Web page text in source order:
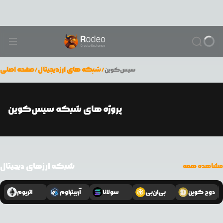
صفحه اصلی/شبکه های ارزدیجیتال/سیس‌کوین
پروژه های شبکه سیس‌کوین
شبکه ارزهای دیجیتال مشاهده همه
اتریوم آربیتراوم سولانا بی‌ان‌بی دوج کوین